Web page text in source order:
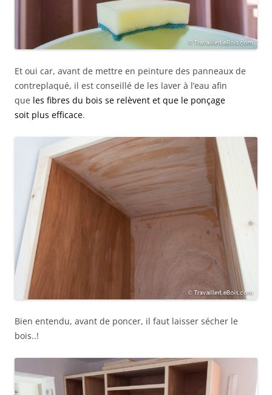
Et oui car, avant de mettre en peinture des panneaux de
contreplaqué, il est conseillé de les laver à l’eau afin
que les fibres du bois se relèvent et que le ponçage
soit plus efficace.
Bien entendu, avant de poncer, il faut laisser sécher le
bois..!